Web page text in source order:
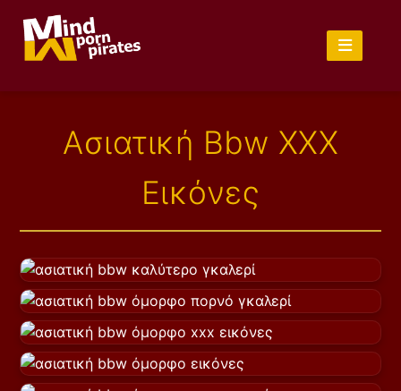
Ασιατική Bbw XXX
Εικόνες